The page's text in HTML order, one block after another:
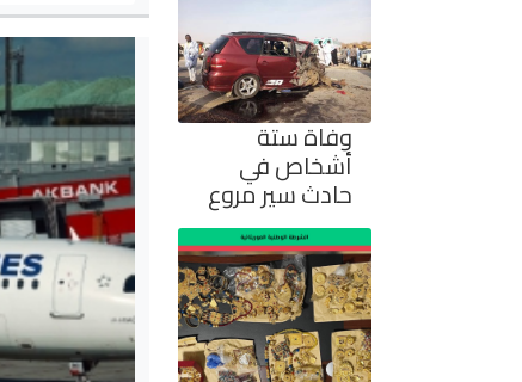
وفاة ستة
أشخاص في
حادث سير مروع